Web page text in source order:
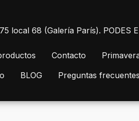
local 68 (Galería París). PODES
Contacto
BLOG Preguntas frecuentes